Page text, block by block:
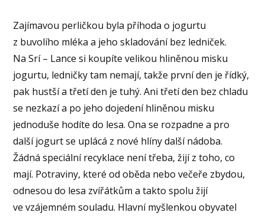
Zajímavou perličkou byla příhoda o jogurtu
z buvolího mléka a jeho skladování bez ledniček.
Na Srí – Lance si koupíte velikou hliněnou misku
jogurtu, ledničky tam nemají, takže první den je řídký,
pak hustší a třetí den je tuhý. Ani třetí den bez chladu
se nezkazí a po jeho dojedení hliněnou misku
jednoduše hodíte do lesa. Ona se rozpadne a pro
další jogurt se uplácá z nové hlíny další nádoba.
Žádná speciální recyklace není třeba, žijí z toho, co
mají. Potraviny, které od oběda nebo večeře zbydou,
odnesou do lesa zvířátkům a takto spolu žijí
ve vzájemném souladu. Hlavní myšlenkou obyvatel